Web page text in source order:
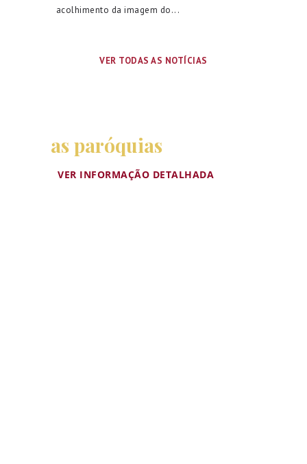
acolhimento da imagem do...
VER TODAS AS NOTÍCIAS
as paróquias
VER INFORMAÇÃO DETALHADA